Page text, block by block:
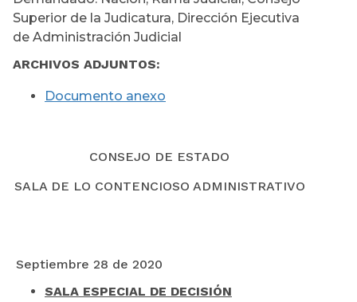
Superior de la Judicatura, Dirección Ejecutiva
de Administración Judicial
ARCHIVOS ADJUNTOS:
Documento anexo
CONSEJO DE ESTADO
SALA DE LO CONTENCIOSO ADMINISTRATIVO
Septiembre 28 de 2020
SALA ESPECIAL DE DECISIÓN